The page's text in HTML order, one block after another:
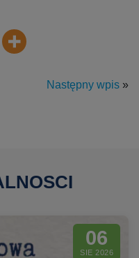
Następny wpis »
06
SIE 2026